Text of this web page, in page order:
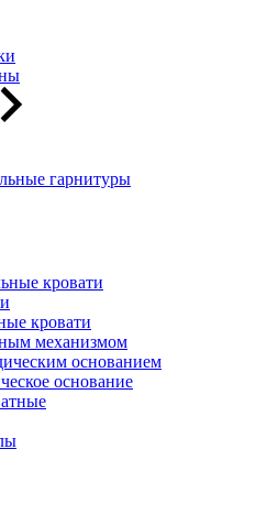
гарнитуры
кровати
кровати
механизмом
основанием
основание